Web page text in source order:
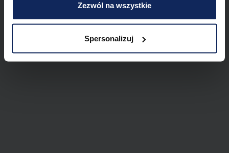
Zezwól na wszystkie
Spersonalizuj